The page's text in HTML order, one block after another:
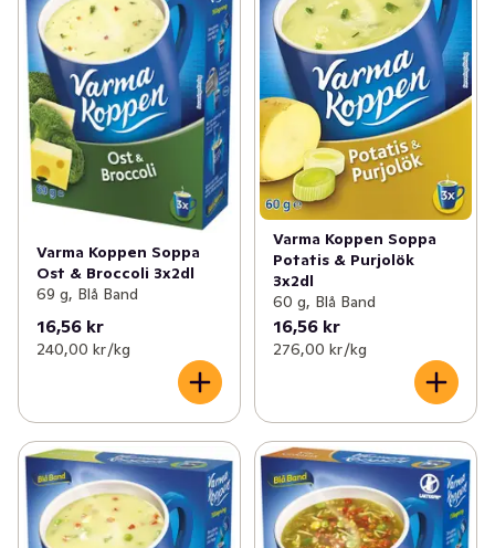
Varma Koppen Soppa
Ost & Broccoli 3x2dl
69 g, Blå Band
16,56 kr
240,00 kr /kg
Varma Koppen Soppa
Potatis & Purjolök
3x2dl
60 g, Blå Band
16,56 kr
276,00 kr /kg